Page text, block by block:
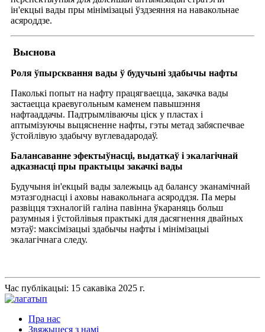
ін'екцыі вады пры мінімізацыі ўздзеяння на навакольнае
асяроддзе.
Выснова
Роля ўпырсквання вады ў будучыні здабычы нафты
Паколькі попыт на нафту працягваецца, закачка вады
застаецца краевугольным каменем павышэння
нафтааддачы. Падтрымліваючы ціск у пластах і
аптымізуючы выцясненне нафты, гэты метад забяспечвае
ўстойлівую здабычу вуглевадародаў.
Балансаванне эфектыўнасці, выдаткаў і экалагічнай
адказнасці пры практыцы закачкі вады
Будучыня ін'екцый вады залежыць ад балансу эканамічнай
мэтазгоднасці і аховы навакольнага асяроддзя. Па меры
развіцця тэхналогій галіна павінна ўкараняць больш
разумныя і ўстойлівыя практыкі для дасягнення двайных
мэтаў: максімізацыі здабычы нафты і мінімізацыі
экалагічнага следу.
Час публікацыі: 15 сакавіка 2025 г.
Пра нас
Звяжыцеся з намі